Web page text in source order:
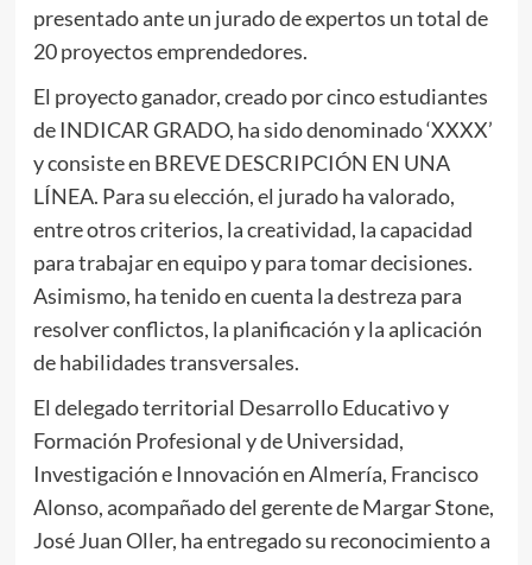
presentado ante un jurado de expertos un total de
20 proyectos emprendedores.
El proyecto ganador, creado por cinco estudiantes
de INDICAR GRADO, ha sido denominado ‘XXXX’
y consiste en BREVE DESCRIPCIÓN EN UNA
LÍNEA. Para su elección, el jurado ha valorado,
entre otros criterios, la creatividad, la capacidad
para trabajar en equipo y para tomar decisiones.
Asimismo, ha tenido en cuenta la destreza para
resolver conflictos, la planificación y la aplicación
de habilidades transversales.
El delegado territorial Desarrollo Educativo y
Formación Profesional y de Universidad,
Investigación e Innovación en Almería, Francisco
Alonso, acompañado del gerente de Margar Stone,
José Juan Oller, ha entregado su reconocimiento a